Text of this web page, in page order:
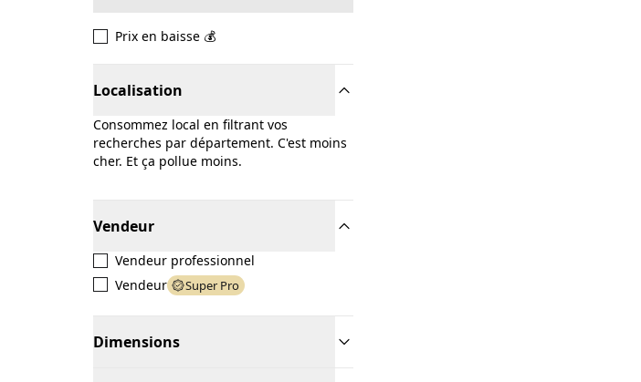
Prix en baisse 💰
Localisation
Consommez local en filtrant vos
recherches par département. C'est moins
cher. Et ça pollue moins.
Vendeur
Vendeur professionnel
Vendeur
Super Pro
Dimensions